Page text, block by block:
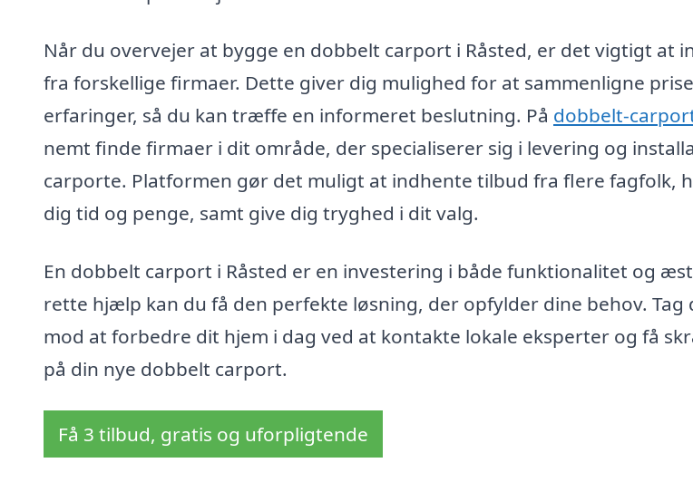
Når du overvejer at bygge en dobbelt carport i Råsted, er det vigtigt at
fra forskellige firmaer. Dette giver dig mulighed for at sammenligne
erfaringer, så du kan træffe en informeret beslutning. På dobbelt-
nemt finde firmaer i dit område, der specialiserer sig i levering og
carporte. Platformen gør det muligt at indhente tilbud fra flere fagfolk,
dig tid og penge, samt give dig tryghed i dit valg.
En dobbelt carport i Råsted er en investering i både funktionalitet og
rette hjælp kan du få den perfekte løsning, der opfylder dine behov.
mod at forbedre dit hjem i dag ved at kontakte lokale eksperter og få
på din nye dobbelt carport.
Få 3 tilbud, gratis og uforpligtende